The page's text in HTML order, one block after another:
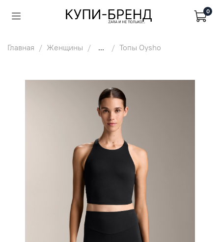
0
Главная Женщины ... Топы Oysho